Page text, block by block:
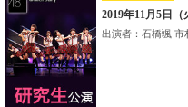
2019年11月5日
出演者：石橋颯 市